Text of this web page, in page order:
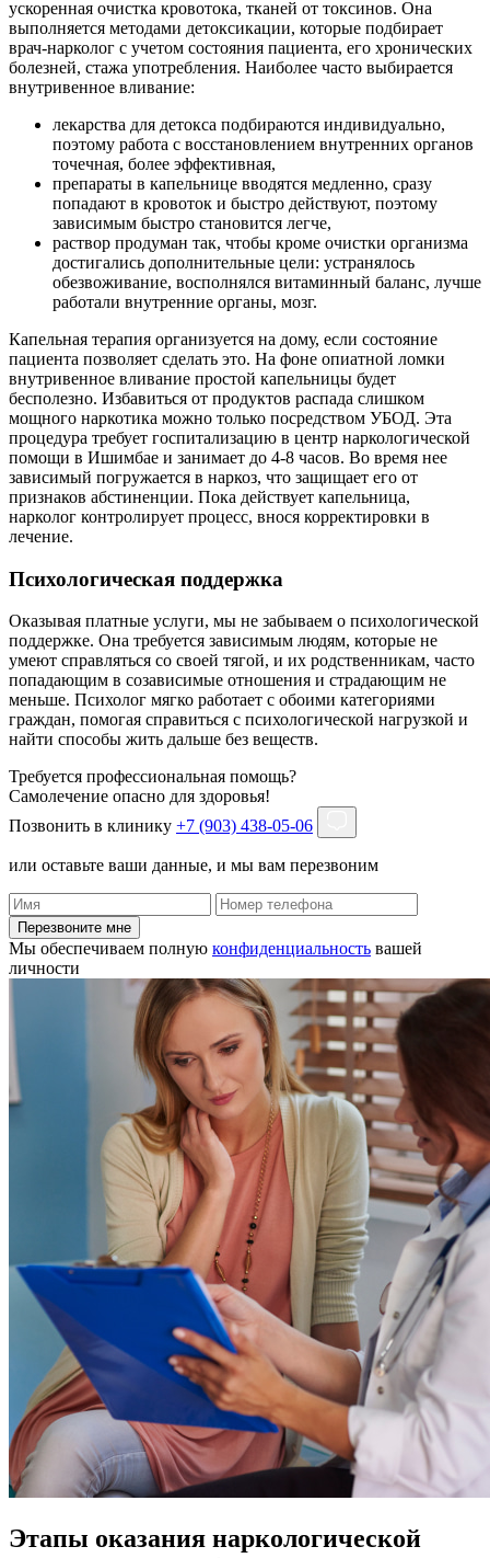
ускоренная очистка кровотока, тканей от токсинов. Она
выполняется методами детоксикации, которые подбирает
врач-нарколог с учетом состояния пациента, его хронических
болезней, стажа употребления. Наиболее часто выбирается
внутривенное вливание:
лекарства для детокса подбираются индивидуально,
поэтому работа с восстановлением внутренних органов
точечная, более эффективная,
препараты в капельнице вводятся медленно, сразу
попадают в кровоток и быстро действуют, поэтому
зависимым быстро становится легче,
раствор продуман так, чтобы кроме очистки организма
достигались дополнительные цели: устранялось
обезвоживание, восполнялся витаминный баланс, лучше
работали внутренние органы, мозг.
Капельная терапия организуется на дому, если состояние
пациента позволяет сделать это. На фоне опиатной ломки
внутривенное вливание простой капельницы будет
бесполезно. Избавиться от продуктов распада слишком
мощного наркотика можно только посредством УБОД. Эта
процедура требует госпитализацию в центр наркологической
помощи в Ишимбае и занимает до 4-8 часов. Во время нее
зависимый погружается в наркоз, что защищает его от
признаков абстиненции. Пока действует капельница,
нарколог контролирует процесс, внося корректировки в
лечение.
Психологическая поддержка
Оказывая платные услуги, мы не забываем о психологической
поддержке. Она требуется зависимым людям, которые не
умеют справляться со своей тягой, и их родственникам, часто
попадающим в созависимые отношения и страдающим не
меньше. Психолог мягко работает с обоими категориями
граждан, помогая справиться с психологической нагрузкой и
найти способы жить дальше без веществ.
Требуется профессиональная помощь?
Самолечение опасно для здоровья!
Позвонить в клинику +7 (903) 438-05-06
или оставьте ваши данные, и мы вам перезвоним
Перезвоните мне
Мы обеспечиваем полную конфиденциальность вашей
личности
Этапы оказания наркологической